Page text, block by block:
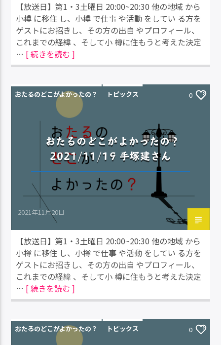
【放送日】第1・3土曜日 20:00~20:30 他の地域 から
小樽 に移住 し、小樽 で仕事 や活動 をしてい る方を
ゲストにお招きし、その方の出自 やプロフィール、
これまでの経緯 、そして小 樽に住もうと考えた決定
… [ 続きを読む ]
おたるのどこがよかったの？ トピックス 0
おたるのどこがよかったの？
2021/11/19 手塚建さん
2021年11月20日
【放送日】第1・3土曜日 20:00~20:30 他の地域 から
小樽 に移住 し、小樽 で仕事 や活動 をしてい る方を
ゲストにお招きし、その方の出自 やプロフィール、
これまでの経緯 、そして小 樽に住もうと考えた決定
… [ 続きを読む ]
おたるのどこがよかったの？ トピックス 0